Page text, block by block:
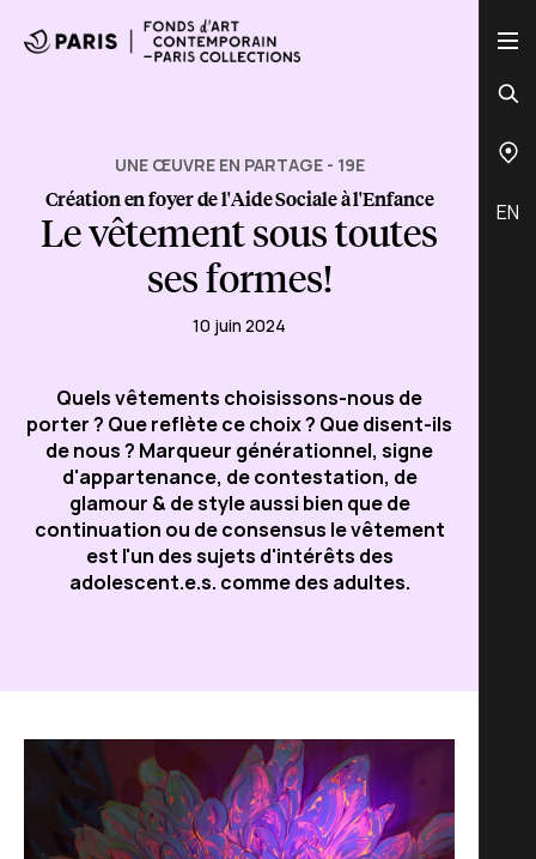
EN
UNE ŒUVRE EN PARTAGE - 19E
Création en foyer de l'Aide Sociale à l'Enfance
Le vêtement sous toutes
ses formes!
10 juin 2024
Quels vêtements choisissons-nous de
porter ? Que reflète ce choix ? Que disent-ils
de nous ? Marqueur générationnel, signe
d'appartenance, de contestation, de
glamour & de style aussi bien que de
continuation ou de consensus le vêtement
est l'un des sujets d'intérêts des
adolescent.e.s. comme des adultes.